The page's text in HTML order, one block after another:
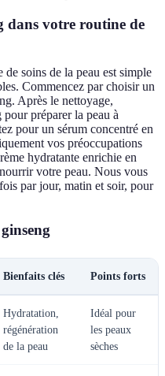
dans votre routine de
soins de la peau est simple
Commencez par choisir un
Après le nettoyage,
préparer la peau à
pour un sérum concentré en
vos préoccupations
hydratante enrichie en
votre peau. Nous vous
par jour, matin et soir, pour
Bienfaits clés Points forts
Hydratation,
régénération
de la peau
Idéal pour
les peaux
sèches